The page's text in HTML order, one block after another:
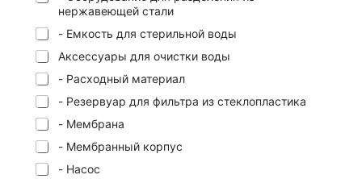
нержавеющей стали
- Емкость для стерильной воды
Аксессуары для очистки воды
- Расходный материал
- Резервуар для фильтра из стеклопластика
- Мембрана
- Мембранный корпус
- Насос